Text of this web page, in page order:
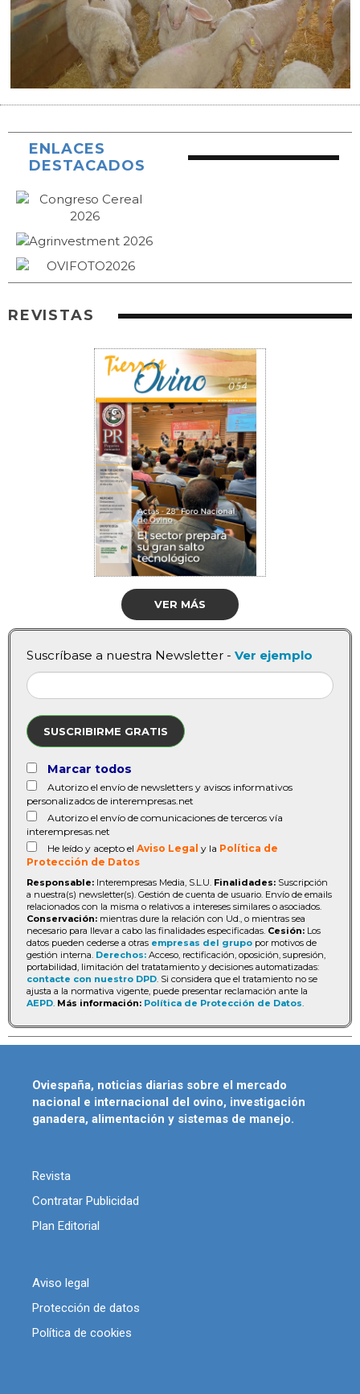
ENLACES
DESTACADOS
REVISTAS
VER MÁS
Suscríbase a nuestra Newsletter - Ver ejemplo
SUSCRIBIRME GRATIS
Marcar todos
Autorizo el envío de newsletters y avisos informativos
personalizados de interempresas.net
Autorizo el envío de comunicaciones de terceros vía
interempresas.net
He leído y acepto el Aviso Legal y la Política de
Protección de Datos
Responsable: Interempresas Media, S.L.U. Finalidades: Suscripción
a nuestra(s) newsletter(s). Gestión de cuenta de usuario. Envío de emails
relacionados con la misma o relativos a intereses similares o asociados.
Conservación: mientras dure la relación con Ud., o mientras sea
necesario para llevar a cabo las finalidades especificadas. Cesión: Los
datos pueden cederse a otras empresas del grupo por motivos de
gestión interna. Derechos: Acceso, rectificación, oposición, supresión,
portabilidad, limitación del tratatamiento y decisiones automatizadas:
contacte con nuestro DPD. Si considera que el tratamiento no se
ajusta a la normativa vigente, puede presentar reclamación ante la
AEPD. Más información: Política de Protección de Datos.
Oviespaña, noticias diarias sobre el mercado
nacional e internacional del ovino, investigación
ganadera, alimentación y sistemas de manejo.
Revista
Contratar Publicidad
Plan Editorial
Aviso legal
Protección de datos
Política de cookies